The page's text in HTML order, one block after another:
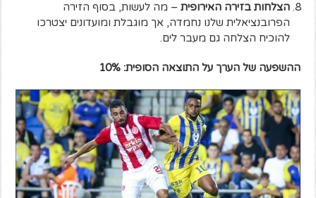
הצלחות בזירה האירופית – מה לעשות, בסוף הזירה
הפרובנציאלית שלנו נחמדה, אך מוגבלת ומועדונים יצטרכו
להוכיח הצלחה גם מעבר לים.
ההשפעה של הערך על התוצאה הסופית: 10%